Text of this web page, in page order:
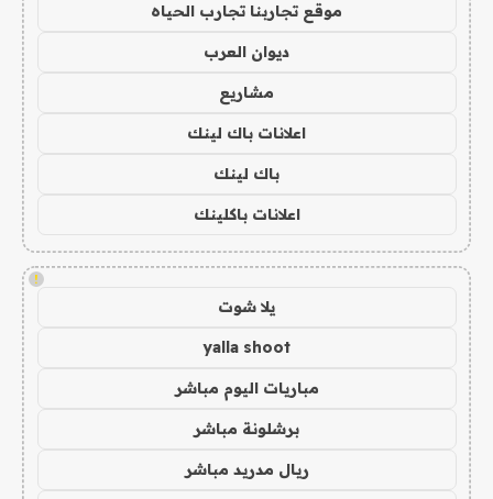
موقع تجاربنا تجارب الحياه
ديوان العرب
مشاريع
اعلانات باك لينك
باك لينك
اعلانات باكلينك
!
يلا شوت
yalla shoot
مباريات اليوم مباشر
برشلونة مباشر
ريال مدريد مباشر